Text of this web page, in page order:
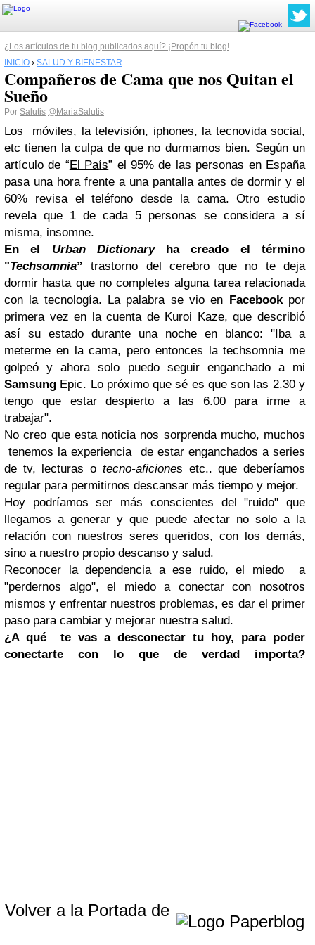
¿Los artículos de tu blog publicados aquí? ¡Propón tu blog!
INICIO › SALUD Y BIENESTAR
Compañeros de Cama que nos Quitan el
Sueño
Por Salutis @MariaSalutis
Los móviles, la televisión, iphones, la tecnovida social,
etc tienen la culpa de que no durmamos bien. Según un
artículo de “El País” el 95% de las personas en España
pasa una hora frente a una pantalla antes de dormir y el
60% revisa el teléfono desde la cama. Otro estudio
revela que 1 de cada 5 personas se considera a sí
misma, insomne.
En el Urban Dictionaryha creado el término
"Techsomnia” trastorno del cerebro que no te deja
dormir hasta que no completes alguna tarea relacionada
con la tecnología. La palabra se vio en Facebookpor
primera vez en la cuenta de Kuroi Kaze, que describió
así su estado durante una noche en blanco: "Iba a
meterme en la cama, pero entonces la techsomnia me
golpeó y ahora solo puedo seguir enganchado a mi
Samsung Epic. Lo próximo que sé es que son las 2.30 y
tengo que estar despierto a las 6.00 para irme a
trabajar".
No creo que esta noticia nos sorprenda mucho, muchos
tenemos la experiencia de estar enganchados a series
de tv, lecturas o tecno-aficiones etc.. que deberíamos
regular para permitirnos descansar más tiempo y mejor.
Hoy podríamos ser más conscientes del "ruido" que
llegamos a generar y que puede afectar no solo a la
relación con nuestros seres queridos, con los demás,
sino a nuestro propio descanso y salud.
Reconocer la dependencia a ese ruido, el miedo a
"perdernos algo", el miedo a conectar con nosotros
mismos y enfrentar nuestros problemas, es dar el primer
paso para cambiar y mejorar nuestra salud.
¿A qué te vas a desconectar tu hoy, para poder
conectarte con lo que de verdad importa?
Volver a la Portada de